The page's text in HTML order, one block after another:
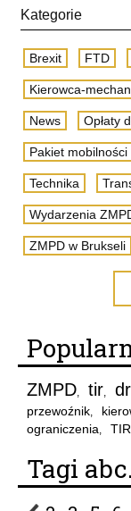
Kategorie
Brexit FTD
Kierowca-
News Opłaty
Pakiet mobilności
Technika
Wydarzenia
ZMPD w Brukseli
ZMPD, tir,
przewoźnik,
ograniczenia,
Tagi